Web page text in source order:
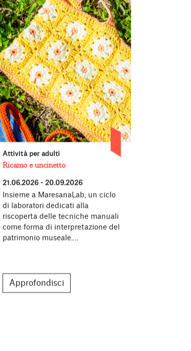
Attività per adulti
Ricamo e uncinetto
21.06.2026 - 20.09.2026
Insieme a MaresanaLab, un ciclo
di laboratori dedicati alla
riscoperta delle tecniche manuali
come forma di interpretazione del
patrimonio museale.…
Approfondisci